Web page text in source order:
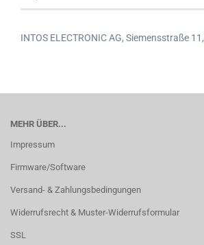
INTOS ELECTRONIC AG, Siemensstraße 11,
MEHR ÜBER...
Impressum
Firmware/Software
Versand- & Zahlungsbedingungen
Widerrufsrecht & Muster-Widerrufsformular
SSL